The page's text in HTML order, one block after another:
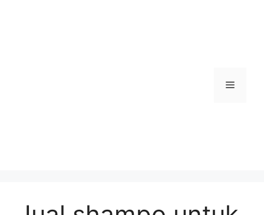
Menu